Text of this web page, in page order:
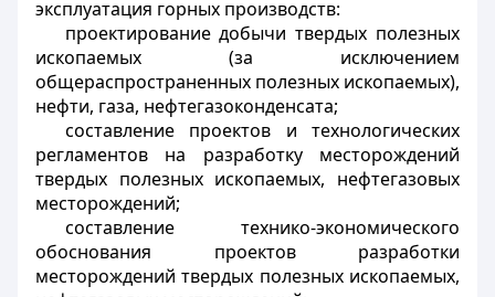
эксплуатация горных производств:
проектирование добычи твердых полезных
ископаемых (за исключением
общераспространенных полезных ископаемых),
нефти, газа, нефтегазоконденсата;
составление проектов и технологических
регламентов на разработку месторождений
твердых полезных ископаемых, нефтегазовых
месторождений;
составление технико-экономического
обоснования проектов разработки
месторождений твердых полезных ископаемых,